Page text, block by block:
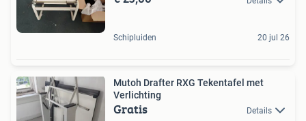
Schipluiden 20 jul 26
Mutoh Drafter RXG Tekentafel met
Verlichting
Gratis Details